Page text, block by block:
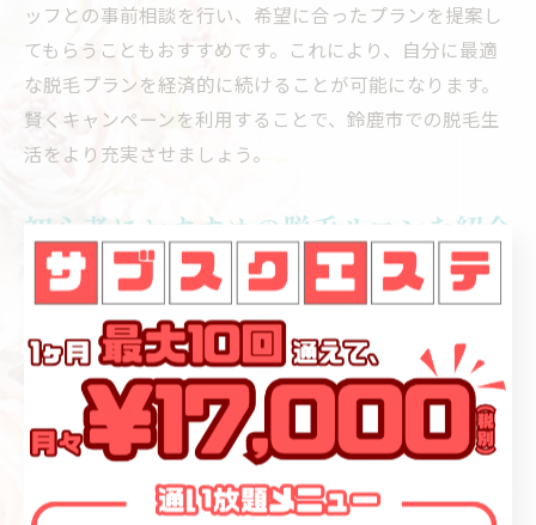
ッフとの事前相談を行い、希望に合ったプランを提案し
てもらうこともおすすめです。これにより、自分に最適
な脱毛プランを経済的に続けることが可能になります。
賢くキャンペーンを利用することで、鈴鹿市での脱毛生
活をより充実させましょう。
初心者におすすめの脱毛サロンを紹介
鈴鹿市で初心者におすすめの脱毛サロンを選ぶ際には、
信頼性と実績を重視することが大切です。まず、口コミ
サイトやSNSでの評価を確認し、多くの利用者から高評
価を得ているサロンを選ぶと良いでしょう。また、初回
限定のトライアルプランや無料カウンセリングを提供し
ているサロンも多く、これらを利用することで自分に合
った施術を見つけやすくなります。さらに、施術内容や